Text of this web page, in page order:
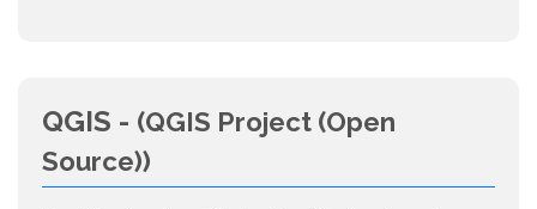
QGIS - (QGIS Project (Open
Source))